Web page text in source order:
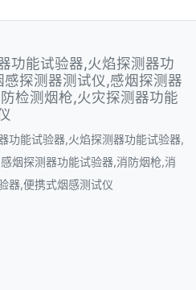
功能试验器,火焰探测器功
探测器测试仪,感烟探测器
检测烟枪,火灾探测器功能
功能试验器,火焰探测器功能试验器,
烟探测器功能试验器,消防烟枪,消
器,便携式烟感测试仪